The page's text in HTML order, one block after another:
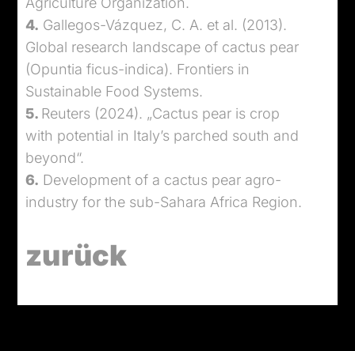
4. Gallegos-Vázquez, C. A. et al. (2013).
Global research landscape of cactus pear
(Opuntia ficus-indica). Frontiers in
Sustainable Food Systems.
5. Reuters (2024). „Cactus pear is crop
with potential in Italy’s parched south and
beyond“.
6. Development of a cactus pear agro-
industry for the sub-Sahara Africa Region.
zurück